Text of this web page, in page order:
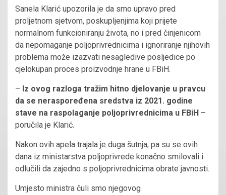
Sanela Klarić upozorila je da smo upravo pred
proljetnom sjetvom, poskupljenjima koji prijete
normalnom funkcioniranju života, no i pred činjenicom
da nepomaganje poljoprivrednicima i ignoriranje njihovih
problema može izazvati nesagledive posljedice po
cjelokupan proces proizvodnje hrane u FBiH.
– Iz ovog razloga tražim hitno djelovanje u pravcu
da se neraspoređena sredstva iz 2021. godine
stave na raspolaganje poljoprivrednicima u FBiH –
poručila je Klarić.
Nakon ovih apela trajala je duga šutnja, pa su se ovih
dana iz ministarstva poljoprivrede konačno smilovali i
odlučili da zajedno s poljoprivrednicima obrate javnosti.
Umjesto ministra čuli smo njegovog